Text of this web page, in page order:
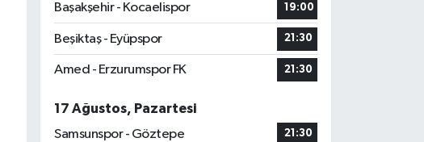
Başakşehir - Kocaelispor
19:00
Beşiktaş - Eyüpspor 21:30
Amed - Erzurumspor FK 21:30
17 Ağustos, Pazartesi
Samsunspor - Göztepe
21:30